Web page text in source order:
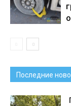
Последние